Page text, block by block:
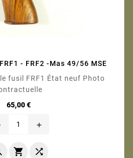
- FRF2 -Mas 49/56 MSE
État neuf Photo
65,00 €Prix
add
 